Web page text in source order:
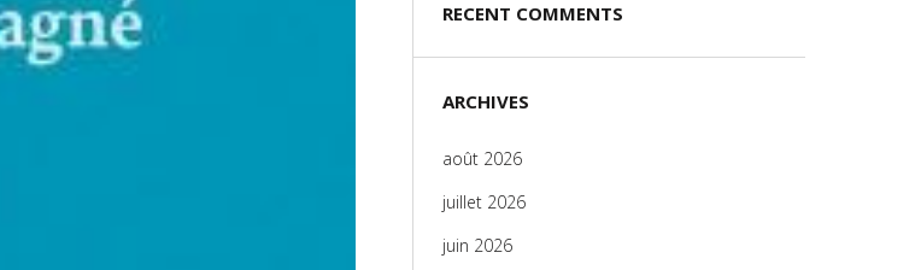
RECENT COMMENTS
ARCHIVES
août 2026
juillet 2026
juin 2026